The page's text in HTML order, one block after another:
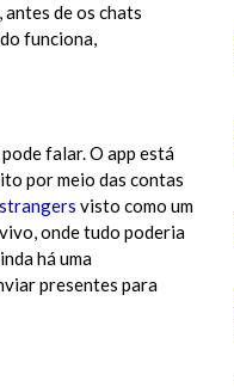
de os chats
funciona,
falar. O app está
por meio das contas
visto como um
onde tudo poderia
há uma
presentes para